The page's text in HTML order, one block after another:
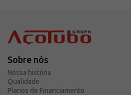
Solicite um orçamento
Sobre a Açotubo
Unidades
Qualidade
Sobre nós
Nossa história
Qualidade
Planos de Financiamento